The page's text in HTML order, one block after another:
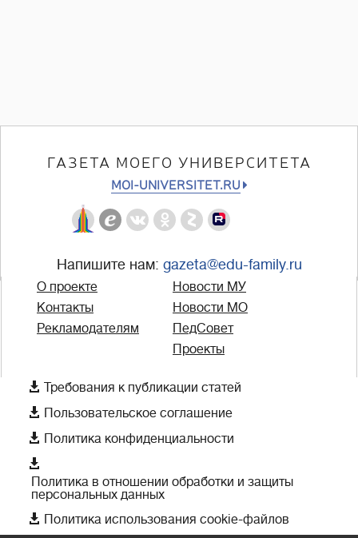
ГАЗЕТА МОЕГО УНИВЕРСИТЕТА
MOI-UNIVERSITET.RU
Напишите нам: gazeta@edu-family.ru
О проекте
Контакты
Рекламодателям
Новости МУ
Новости МО
ПедСовет
Проекты
 Требования к публикации статей
 Пользовательское соглашение
 Политика конфиденциальности

Политика в отношении обработки и защиты
персональных данных
 Политика использования cookie-файлов